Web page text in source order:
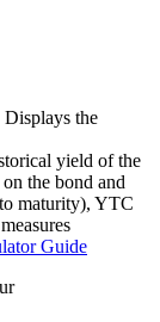
the
yield of the
the bond and
maturity), YTC
Guide